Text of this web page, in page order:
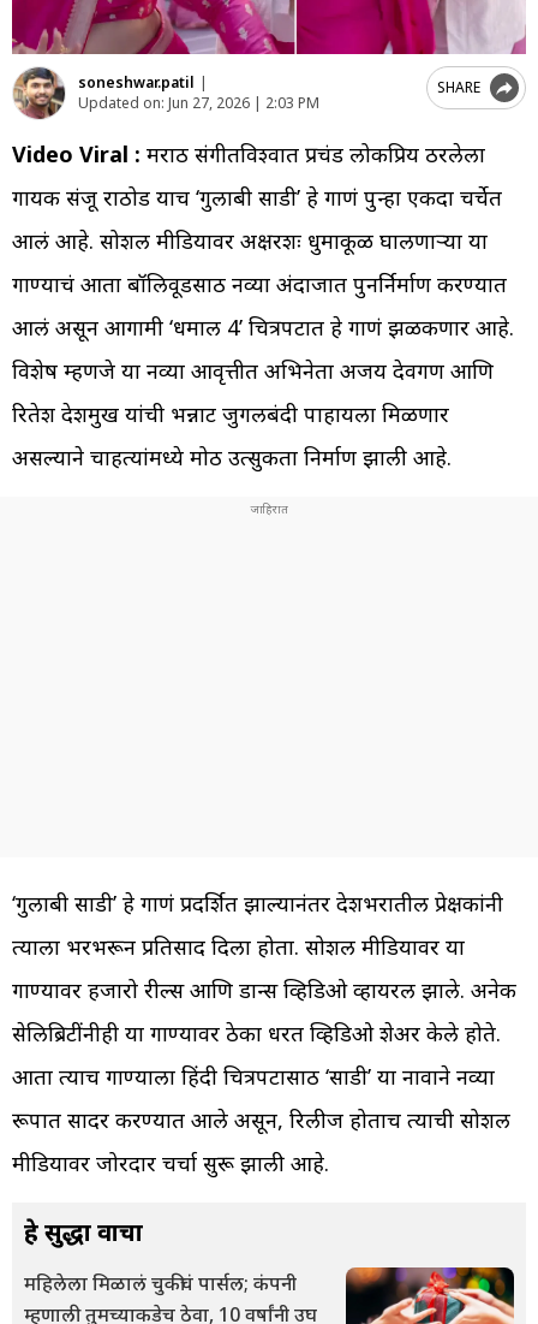
soneshwar.patil |
Updated on: Jun 27, 2026 | 2:03 PM
SHARE
Video Viral : मराठी संगीतविश्वात प्रचंड लोकप्रिय ठरलेला
गायक संजू राठोड याच ‘गुलाबी साडी’ हे गाणं पुन्हा एकदा चर्चेत
आलं आहे. सोशल मीडियावर अक्षरशः धुमाकूळ घालणाऱ्या या
गाण्याचं आता बॉलिवूडसाठी नव्या अंदाजात पुनर्निर्माण करण्यात
आलं असून आगामी ‘धमाल 4’ चित्रपटात हे गाणं झळकणार आहे.
विशेष म्हणजे या नव्या आवृत्तीत अभिनेता अजय देवगण आणि
रितेश देशमुख यांची भन्नाट जुगलबंदी पाहायला मिळणार
असल्याने चाहत्यांमध्ये मोठी उत्सुकता निर्माण झाली आहे.
‘गुलाबी साडी’ हे गाणं प्रदर्शित झाल्यानंतर देशभरातील प्रेक्षकांनी
त्याला भरभरून प्रतिसाद दिला होता. सोशल मीडियावर या
गाण्यावर हजारो रील्स आणि डान्स व्हिडिओ व्हायरल झाले. अनेक
सेलिब्रिटींनीही या गाण्यावर ठेका धरत व्हिडिओ शेअर केले होते.
आता त्याच गाण्याला हिंदी चित्रपटासाठी ‘साडी’ या नावाने नव्या
रूपात सादर करण्यात आले असून, रिलीज होताच त्याची सोशल
मीडियावर जोरदार चर्चा सुरू झाली आहे.
हे सुद्धा वाचा
महिलेला मिळालं चुकीचं पार्सल; कंपनी
म्हणाली तुमच्याकडेच ठेवा, 10 वर्षांनी उघ